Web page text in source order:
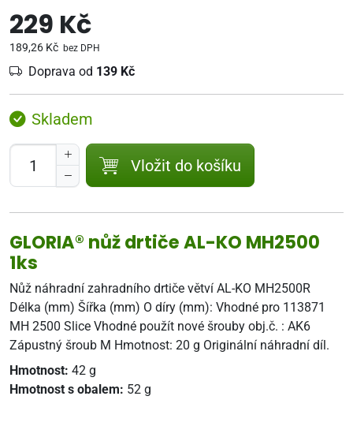
229 Kč
189,26 Kč bez DPH
Doprava od 139 Kč
Skladem
Vložit do košíku
GLORIA® nůž drtiče AL-KO MH2500
1ks
Nůž náhradní zahradního drtiče větví AL-KO MH2500R
Délka (mm) Šířka (mm) O díry (mm): Vhodné pro 113871
MH 2500 Slice Vhodné použít nové šrouby obj.č. : AK6
Zápustný šroub M Hmotnost: 20 g Originální náhradní díl.
Hmotnost: 42 g
Hmotnost s obalem: 52 g